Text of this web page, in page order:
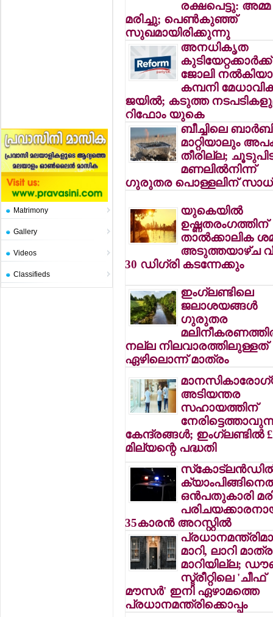
Matrimony
Gallery
Videos
Classifieds
രക്ഷപെട്ടു: അമ്മ
മരിച്ചു; പെണ്‍കുഞ്ഞ്
സുഖമായിരിക്കുന്നു
അനധികൃത
കുടിയേറ്റക്കാര്‍ക്ക്
ജോലി
കമ്പനി
ജയില്‍; കടുത്ത
റിഫോം യുകെ
ബീച്ചിലെ
മാറ്റിയാലും
തീരില്ല;
മണലില്‍നിന്ന്
ഗുരുതര പൊള്ളലിന്
യുകെയില്‍
ഉഷ്ണതരംഗത്തിന്
താല്‍ക്കാലിക
അടുത്തയാഴ്ച
30 ഡിഗ്രി കടന്നേക്കും
ഇംഗ്ലണ്ടിലെ
ജലാശയങ്ങള്‍
ഗുരുതര
നല്ല നിലവാരത്തിലുള്ളത്
ഏഴിലൊന്ന് മാത്രം
അടിയന്തര
സഹായത്തിന്
കേന്ദ്രങ്ങള്‍; ഇംഗ്ലണ്ടില്‍
മില്യന്റെ പദ്ധതി
ഒന്‍പതുകാരി
35കാരന്‍ അറസ്റ്റില്‍
മാറി, ലാറി
മാറിയില്ല;
സ്ട്രീറ്റിലെ 'ചീഫ്
മൗസര്‍' ഇനി ഏഴാമത്തെ
പ്രധാനമന്ത്രിക്കൊപ്പം